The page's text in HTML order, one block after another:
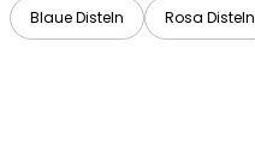
Blaue Disteln Rosa Disteln